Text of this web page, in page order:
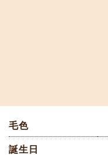
毛色
誕生日